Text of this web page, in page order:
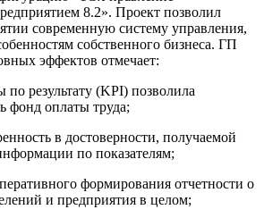
8.2». Проект позволил
современную систему управления,
собственного бизнеса. ГП
эффектов отмечает:
по результату (KPI) позволила
фонд оплаты труда;
в достоверности, получаемой
по показателям;
формирования отчетности о
и предприятия в целом;